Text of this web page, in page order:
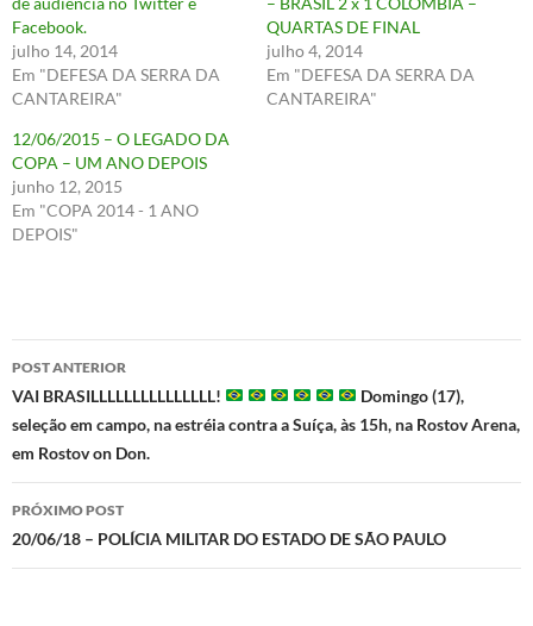
Facebook.
julho 14, 2014
Em "DEFESA DA SERRA DA
CANTAREIRA"
QUARTAS DE FINAL
julho 4, 2014
Em "DEFESA DA SERRA DA
CANTAREIRA"
12/06/2015 – O LEGADO DA
COPA – UM ANO DEPOIS
junho 12, 2015
Em "COPA 2014 - 1 ANO
DEPOIS"
Navegação
de
posts
POST ANTERIOR
VAI BRASILLLLLLLLLLLLLLL!
Domingo (17),
seleção em campo, na estréia contra a Suíça, às 15h, na Rostov Arena,
em Rostov on Don.
PRÓXIMO POST
20/06/18 – POLÍCIA MILITAR DO ESTADO DE SÃO PAULO